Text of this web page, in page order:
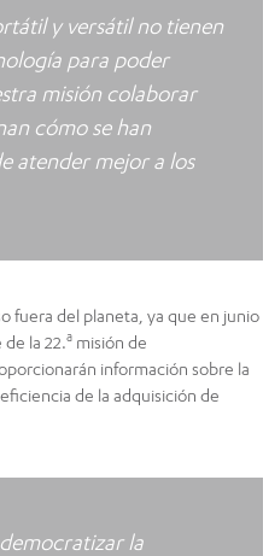
y versátil no tienen
para poder
misión colaborar
cómo se han
atender mejor a los
fuera del planeta, ya que en junio
la 22.a misión de
información sobre la
de la adquisición de
la